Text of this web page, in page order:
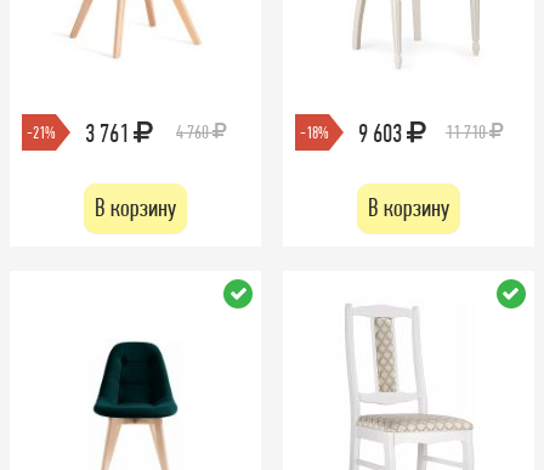
-21% 3 761 4 760
В корзину
-18% 9 603 11 710
В корзину